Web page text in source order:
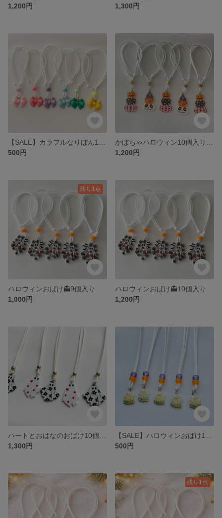
1,200円
1,300円
500円
1,200円
残り1点
ハロウィンおばけ👻9個入り
1,000円
ハロウィンおばけ👻10個入り
1,200円
1,300円
500円
残り1点